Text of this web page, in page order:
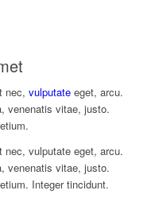
nec, vulputateeget, arcu.
venenatis vitae, justo.
nec, vulputate eget, arcu.
venenatis vitae, justo.
Integer tincidunt.